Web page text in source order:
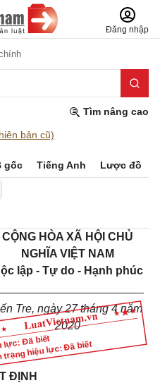
Đăng nhập
Tìm nâng cao
bản cũ)
gốc Tiếng Anh Lược đồ
lực: Đã biết
trạng hiệu lực: Đã biết
CỘNG HÒA XÃ HỘI CHỦ
NGHĨA VIỆT NAM
lập - Tự do - Hạnh phúc
Tre, ngày 27 tháng 4 năm
2020
ĐỊNH